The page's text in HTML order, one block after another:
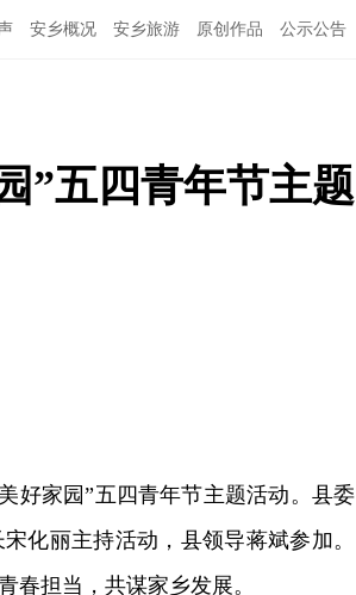
安乡概况 安乡旅游 原创作品 公示公告
”五四青年节主题
好家园”五四青年节主题活动。县委
化丽主持活动，县领导蒋斌参加。
春担当，共谋家乡发展。